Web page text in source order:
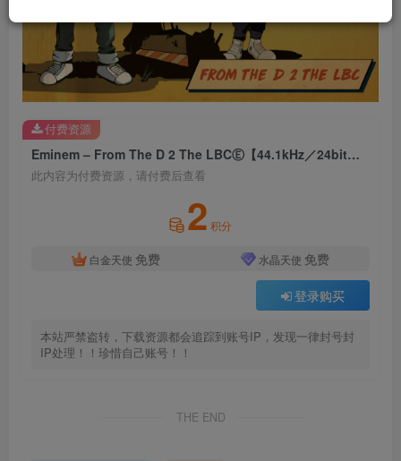
Eminem – From The D 2 The LBCⒺ【44.1kHz／24bit】美国区
此内容为付费资源，请付费后查看
2 积分
白金天使 免费 水晶天使 免费
登录购买
本站严禁盗转，下载资源都会追踪到账号IP，发现一律封号封
IP处理！！珍惜自己账号！！
付费资源
THE END